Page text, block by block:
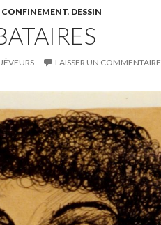
CONFINEMENT, DESSIN
LAISSER UN COMMENTAIRE